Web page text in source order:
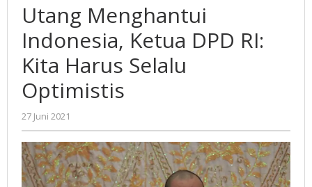
Ketua
DPD
RI:
Kita
Harus
Utang Menghantui
Indonesia, Ketua DPD RI:
Kita Harus Selalu
Optimistis
27 Juni 2021
Gatot
Susanto